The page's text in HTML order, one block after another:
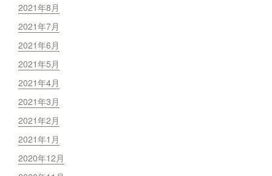
2021年8月
2021年7月
2021年6月
2021年5月
2021年4月
2021年3月
2021年2月
2021年1月
2020年12月